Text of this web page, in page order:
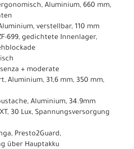
Aluminium, 660 mm,
verstellbar, 110 mm
699, gedichtete Innenlager,
+ moderate
Aluminium, 31,6 mm, 350 mm,
Aluminium, 34.9mm
30 Lux, Spannungsversorgung
Presto2Guard,
über Hauptakku